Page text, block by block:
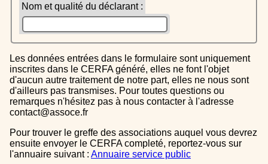
Nom et qualité du déclarant :
Les données entrées dans le formulaire sont uniquement
inscrites dans le CERFA généré, elles ne font l'objet
d'aucun autre traitement de notre part, elles ne nous sont
d'ailleurs pas transmises. Pour toutes questions ou
remarques n'hésitez pas à nous contacter à l'adresse
contact@assoce.fr
Pour trouver le greffe des associations auquel vous devrez
ensuite envoyer le CERFA completé, reportez-vous sur
l'annuaire suivant : Annuaire service public